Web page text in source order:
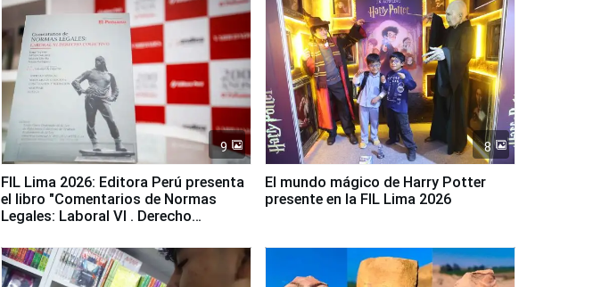
9
FIL Lima 2026: Editora Perú presenta
el libro "Comentarios de Normas
Legales: Laboral Vl . Derecho
8
El mundo mágico de Harry Potter
presente en la FIL Lima 2026